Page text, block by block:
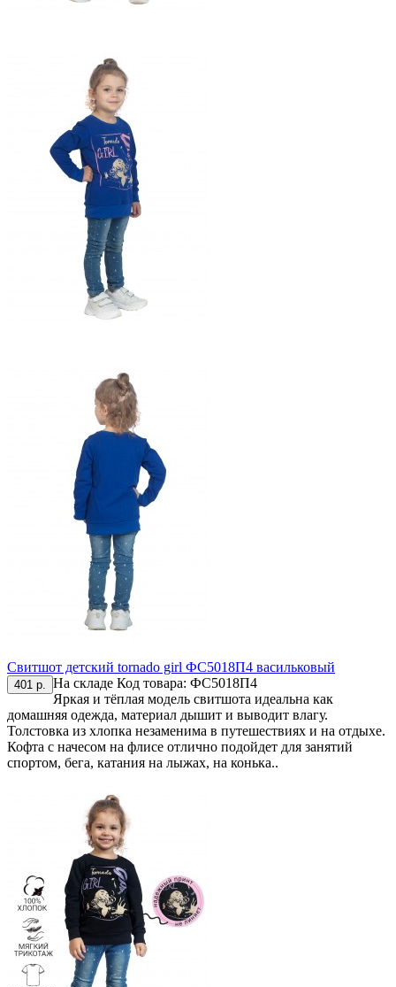
Свитшот детский tornado girl ФС5018П4 васильковый
401 р. На складе Код товара: ФС5018П4
Яркая и тёплая модель свитшота идеальна как
домашняя одежда, материал дышит и выводит влагу.
Толстовка из хлопка незаменима в путешествиях и на отдыхе.
Кофта с начесом на флисе отлично подойдет для занятий
спортом, бега, катания на лыжах, на конька..